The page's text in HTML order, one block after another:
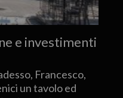
e investimenti
Francesco,
un tavolo ed